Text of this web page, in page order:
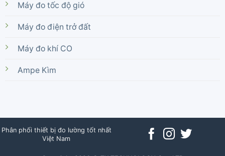
Máy đo tốc độ gió
Máy đo điện trở đất
Máy đo khí CO
Ampe Kìm
Phân phối thiết bị đo lường tốt nhất
Việt Nam